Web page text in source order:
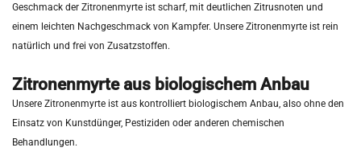
Geschmack der Zitronenmyrte ist scharf, mit deutlichen Zitrusnoten und
einem leichten Nachgeschmack von Kampfer. Unsere Zitronenmyrte ist rein
natürlich und frei von Zusatzstoffen.
Zitronenmyrte aus biologischem Anbau
Unsere Zitronenmyrte ist aus kontrolliert biologischem Anbau, also ohne den
Einsatz von Kunstdünger, Pestiziden oder anderen chemischen
Behandlungen.